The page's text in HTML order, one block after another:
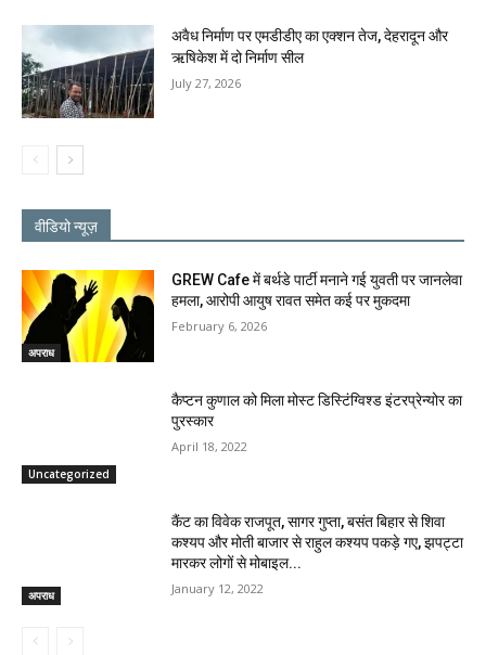
अवैध निर्माण पर एमडीडीए का एक्शन तेज, देहरादून और
ऋषिकेश में दो निर्माण सील
July 27, 2026
वीडियो न्यूज़
अपराध
GREW Cafe में बर्थडे पार्टी मनाने गई युवती पर जानलेवा
हमला, आरोपी आयुष रावत समेत कई पर मुकदमा
February 6, 2026
Uncategorized
कैप्टन कुणाल को मिला मोस्ट डिस्टिंग्विश्ड इंटरप्रेन्योर का
पुरस्कार
April 18, 2022
अपराध
कैंट का विवेक राजपूत, सागर गुप्ता, बसंत बिहार से शिवा
कश्यप और मोती बाजार से राहुल कश्यप पकड़े गए, झपट्टा
मारकर लोगों से मोबाइल...
January 12, 2022